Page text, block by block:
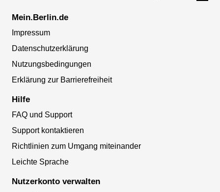
Mein.Berlin.de
Impressum
Datenschutzerklärung
Nutzungsbedingungen
Erklärung zur Barrierefreiheit
Hilfe
FAQ und Support
Support kontaktieren
Richtlinien zum Umgang miteinander
Leichte Sprache
Nutzerkonto verwalten